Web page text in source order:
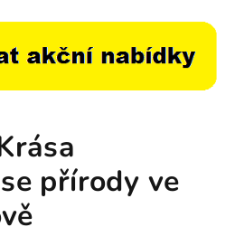
přírody ve